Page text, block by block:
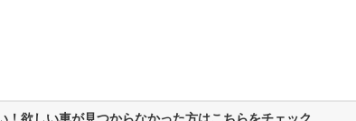
！欲しい車が見つからなかった方はこちらをチェック